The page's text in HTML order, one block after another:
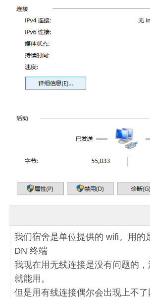
我们宿舍是单位提供的 wifi。用的
DN 终端
我现在用无线连接是没有问题的
就能用。
但是用有线连接偶尔会出现上不了